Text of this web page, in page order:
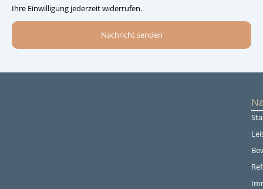
Ihre Einwilligung jederzeit widerrufen.
Nachricht senden